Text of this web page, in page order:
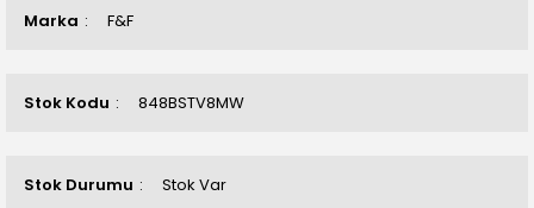
Marka F&F
Stok Kodu 848BSTV8MW
Stok Durumu Stok Var